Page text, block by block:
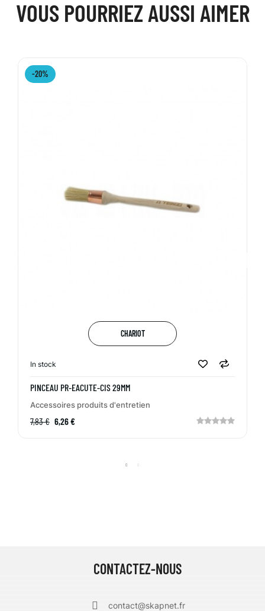
VOUS POURRIEZ AUSSI AIMER
-20%
CHARIOT
In stock
PINCEAU PR-EACUTE-CIS 29MM
Accessoires produits d'entretien
7,83 € 6,26 €
CONTACTEZ-NOUS
contact@skapnet.fr